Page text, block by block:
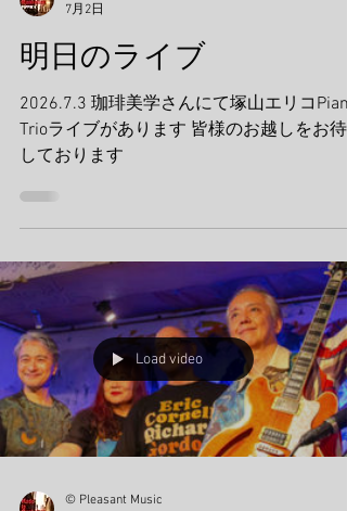
7月2日
明日のライブ
2026.7.3 珈琲美学さんにて塚山エリコPiano
Trioライブがあります 皆様のお越しをお待
しております
Load video
© Pleasant Music